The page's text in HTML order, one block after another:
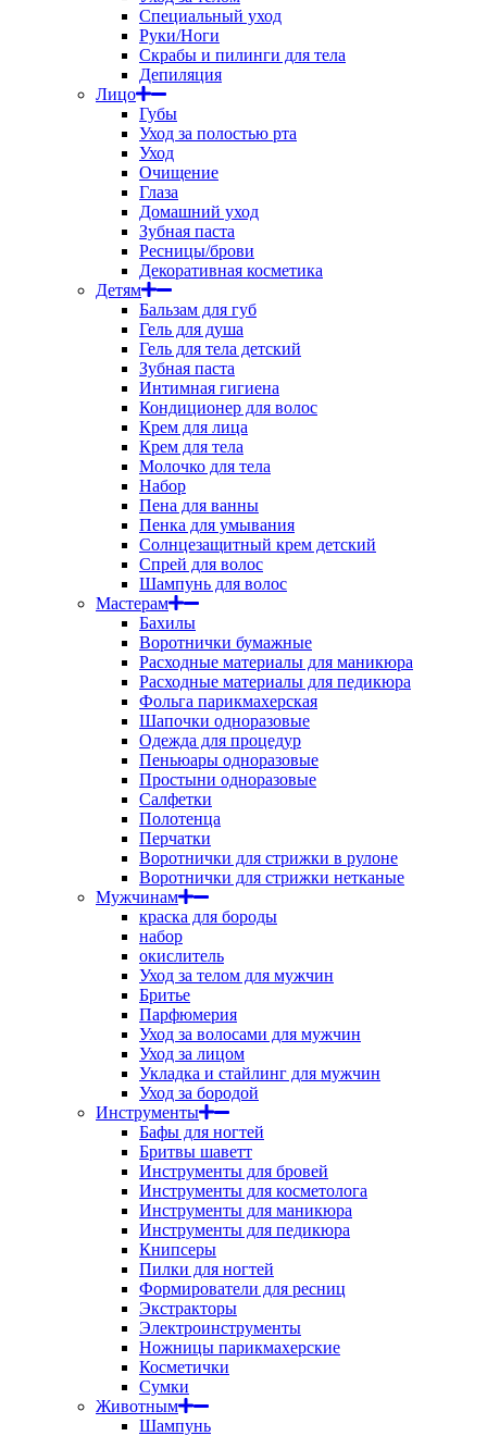
Специальный уход
Руки/Ноги
Скрабы и пилинги для тела
Депиляция
Лицо
Губы
Уход за полостью рта
Уход
Очищение
Глаза
Домашний уход
Зубная паста
Ресницы/брови
Декоративная косметика
Детям
Бальзам для губ
Гель для душа
Гель для тела детский
Зубная паста
Интимная гигиена
Кондиционер для волос
Крем для лица
Крем для тела
Молочко для тела
Набор
Пена для ванны
Пенка для умывания
Солнцезащитный крем детский
Спрей для волос
Шампунь для волос
Мастерам
Бахилы
Воротнички бумажные
Расходные материалы для маникюра
Расходные материалы для педикюра
Фольга парикмахерская
Шапочки одноразовые
Одежда для процедур
Пеньюары одноразовые
Простыни одноразовые
Салфетки
Полотенца
Перчатки
Воротнички для стрижки в рулоне
Воротнички для стрижки нетканые
Мужчинам
краска для бороды
набор
окислитель
Уход за телом для мужчин
Бритье
Парфюмерия
Уход за волосами для мужчин
Уход за лицом
Укладка и стайлинг для мужчин
Уход за бородой
Инструменты
Бафы для ногтей
Бритвы шаветт
Инструменты для бровей
Инструменты для косметолога
Инструменты для маникюра
Инструменты для педикюра
Книпсеры
Пилки для ногтей
Формирователи для ресниц
Экстракторы
Электроинструменты
Ножницы парикмахерские
Косметички
Сумки
Животным
Шампунь